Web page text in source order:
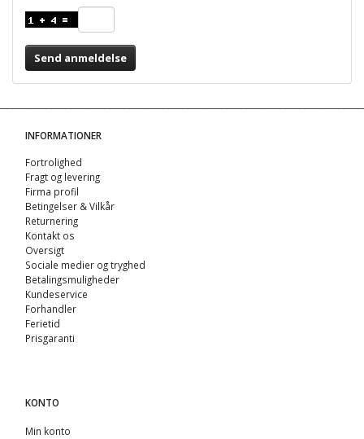
Send anmeldelse
INFORMATIONER
Fortrolighed
Fragt og levering
Firma profil
Betingelser & Vilkår
Returnering
Kontakt os
Oversigt
Sociale medier og tryghed
Betalingsmuligheder
Kundeservice
Forhandler
Ferietid
Prisgaranti
KONTO
Min konto